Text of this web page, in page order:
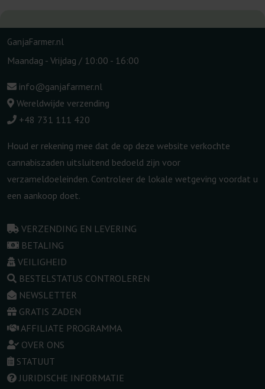
GanjaFarmer.nl
Maandag - Vrijdag / 10:00 - 16:00
info@ganjafarmer.nl
Wereldwijde verzending
+48 731 111 420
Houd er rekening mee dat de op deze website verkochte
cannabiszaden uitsluitend bedoeld zijn voor
verzameldoeleinden. Controleer de lokale wetgeving voordat u
een aankoop doet.
VERZENDING EN LEVERING
BETALING
VEILIGHEID
BESTELSTATUS CONTROLEREN
NEWSLETTER
GRATIS ZADEN
AFFILIATE PROGRAMMA
OVER ONS
STATUUT
JURIDISCHE INFORMATIE